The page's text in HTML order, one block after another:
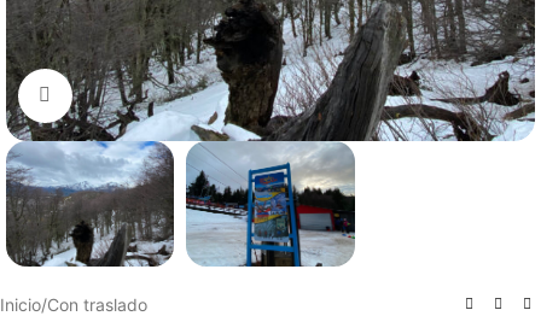
Haga clic para ampliar
Inicio/Con traslado